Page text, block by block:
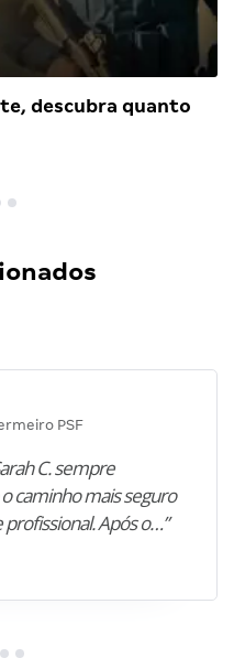
descubra quanto
PSF
C. sempre
caminho mais seguro
Após o…”